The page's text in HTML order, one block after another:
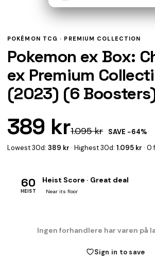
POKÉMON TCG · PREMIUM COLLECTION
Pokemon ex Box:
ex Premium
(2023) (6
389 kr1.095 kr
SAVE −64%
Lowest 30d: 389 kr · Highest 30d: 1.095 kr ·
60
HEIST
Heist Score · Great deal
Near its floor
Ingen forhandlere har varen på
Sign in to save